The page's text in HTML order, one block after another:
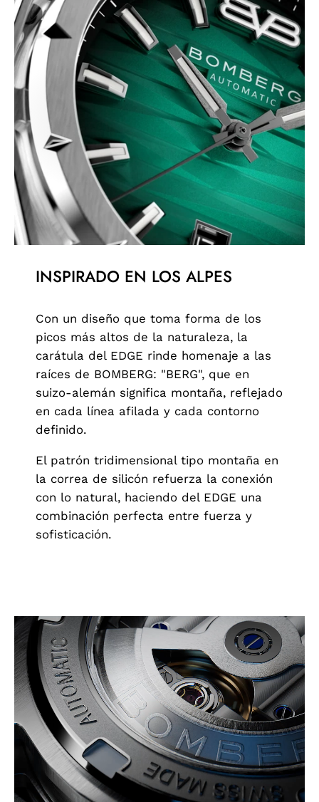
INSPIRADO EN LOS ALPES
Con un diseño que toma forma de los
picos más altos de la naturaleza, la
carátula del EDGE rinde homenaje a las
raíces de BOMBERG: "BERG", que en
suizo-alemán significa montaña, reflejado
en cada línea afilada y cada contorno
definido.
El patrón tridimensional tipo montaña en
la correa de silicón refuerza la conexión
con lo natural, haciendo del EDGE una
combinación perfecta entre fuerza y
sofisticación.